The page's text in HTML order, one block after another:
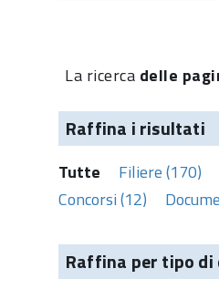
La ricerca delle
Raffina i risultati
Tutte Filiere (170)
Concorsi (12)
Raffina per tipo di